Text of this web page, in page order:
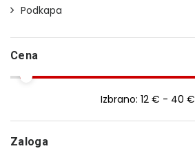
Podkapa
Cena
Izbrano: 12 € - 40 €
Zaloga